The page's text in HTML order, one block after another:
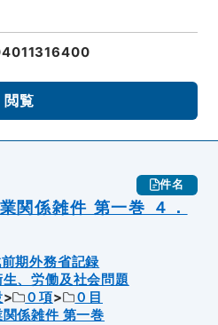
閲覧
件名
関係雑件 第一巻 ４．
期外務省記録
、労働及社会問題
０項
０目
係雑件 第一巻